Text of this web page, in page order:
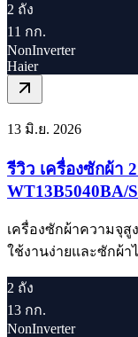
2 ถัง
11 กก.
NonInverter
Haier
13 มิ.ย. 2026
รีวิว เครื่องซักผ้า
WT13B5040BA/
เครื่องซักผ้าความจุสู
ใช้งานง่ายและซักผ้
2 ถัง
13 กก.
NonInverter